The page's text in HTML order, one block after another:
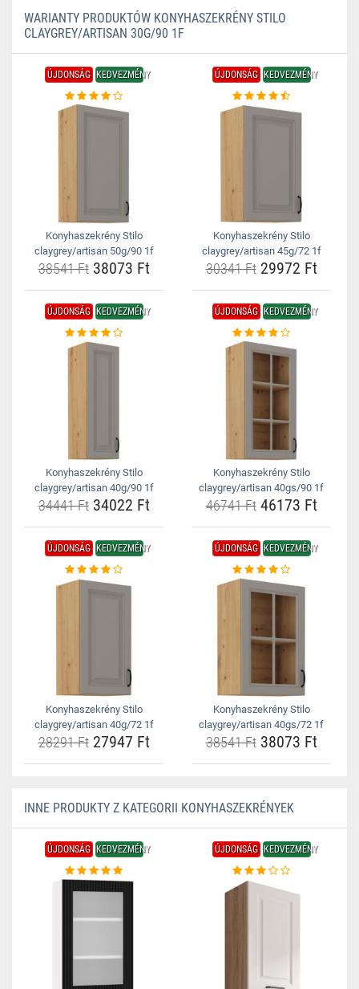
WARIANTY PRODUKTÓW KONYHASZEKRÉNY STILO
CLAYGREY/ARTISAN 30G/90 1F
ÚJDONSÁG KEDVEZMÉNY
Konyhaszekrény Stilo
claygrey/artisan 50g/90 1f
38541 Ft38073 Ft
ÚJDONSÁG KEDVEZMÉNY
Konyhaszekrény Stilo
claygrey/artisan 45g/72 1f
30341 Ft29972 Ft
ÚJDONSÁG KEDVEZMÉNY
Konyhaszekrény Stilo
claygrey/artisan 40g/90 1f
34441 Ft34022 Ft
ÚJDONSÁG KEDVEZMÉNY
Konyhaszekrény Stilo
claygrey/artisan 40gs/90 1f
46741 Ft46173 Ft
ÚJDONSÁG KEDVEZMÉNY
Konyhaszekrény Stilo
claygrey/artisan 40g/72 1f
28291 Ft27947 Ft
ÚJDONSÁG KEDVEZMÉNY
Konyhaszekrény Stilo
claygrey/artisan 40gs/72 1f
38541 Ft38073 Ft
INNE PRODUKTY Z KATEGORII KONYHASZEKRÉNYEK
ÚJDONSÁG KEDVEZMÉNY ÚJDONSÁG KEDVEZMÉNY